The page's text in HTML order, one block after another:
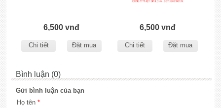
6,500 vnđ
Chi tiết Đặt mua
6,500 vnđ
Chi tiết Đặt mua
Bình luận (0)
Gửi bình luận của bạn
Họ tên *